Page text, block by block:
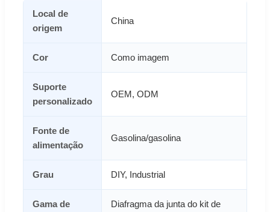
Local de
origem
China
Cor Como imagem
Suporte
personalizado
OEM, ODM
Fonte de
alimentação
Gasolina/gasolina
Grau DIY, Industrial
Gama de
Diafragma da junta do kit de